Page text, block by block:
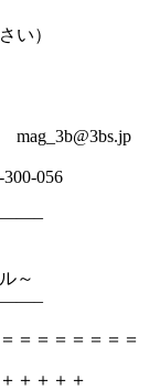
い）
056
～
＝＝＝＝＝＝＝
＋＋＋＋